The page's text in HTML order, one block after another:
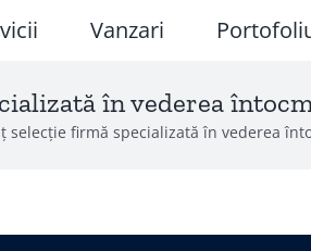
Vanzari
în vederea
selecție firmă specializată în vederea